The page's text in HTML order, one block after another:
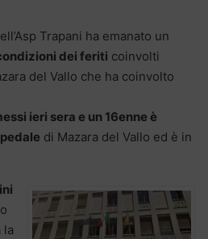
Trapani ha emanato un
dei feriti coinvolti
del Vallo che ha coinvolto
ieri sera e un 16enne è
di Mazara del Vallo ed è in
la